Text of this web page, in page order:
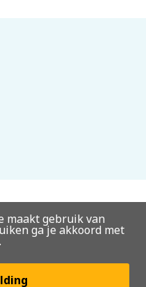
maakt gebruik van
ga je akkoord met
.